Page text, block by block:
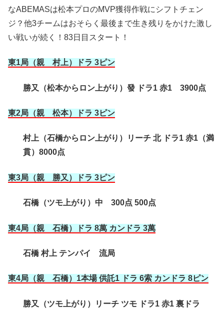
なABEMASは松本プロのMVP獲得作戦にシフトチェン
ジ？他3チームはおそらく最後まで生き残りをかけた激し
い戦いが続く！83日目スタート！
東1局（親 村上）ドラ 3ピン
勝又（松本からロン上がり）發 ドラ1 赤1 3900点
東2局（親 松本）ドラ 3ピン
村上（石橋からロン上がり）リーチ 北 ドラ1 赤1（満
貫）8000点
東3局（親 勝又）ドラ 3ピン
石橋（ツモ上がり）中 300点 500点
東4局（親 石橋）ドラ 8萬 カンドラ 3萬
石橋 村上 テンパイ 流局
東4局（親 石橋）1本場 供託1 ドラ 6索 カンドラ 8ピン
勝又（ツモ上がり）リーチ ツモ ドラ1 赤1 裏ドラ